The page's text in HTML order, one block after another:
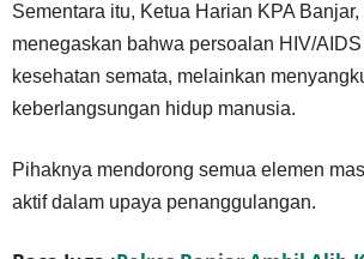
Sementara itu, Ketua Harian KPA
menegaskan bahwa persoalan HIV/AIDS
kesehatan semata, melainkan
keberlangsungan hidup manusia.
Pihaknya mendorong semua elemen
aktif dalam upaya penanggulangan.